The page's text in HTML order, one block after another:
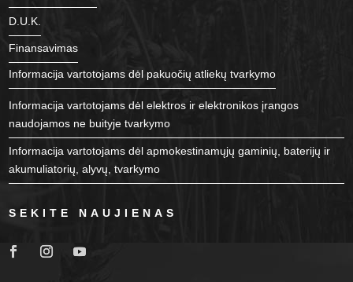
D.U.K.
Finansavimas
Informacija vartotojams dėl pakuočių atliekų tvarkymo
Informacija vartotojams dėl elektros ir elektronikos įrangos
naudojamos ne buityje tvarkymo
Informacija vartotojams dėl apmokestinamųjų gaminių, baterijų ir
akumuliatorių, alyvų, tvarkymo
SEKITE NAUJIENAS